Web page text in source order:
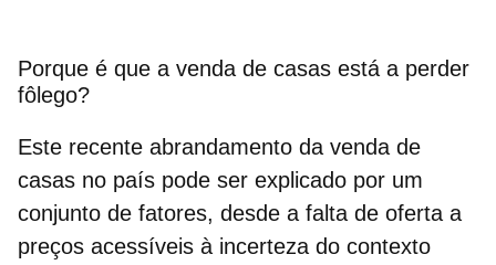
Porque é que a venda de casas está a perder
fôlego?
Este recente abrandamento da venda de
casas no país pode ser explicado por um
conjunto de fatores, desde a falta de oferta a
preços acessíveis à incerteza do contexto